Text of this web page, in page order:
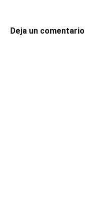
Deja un comentario